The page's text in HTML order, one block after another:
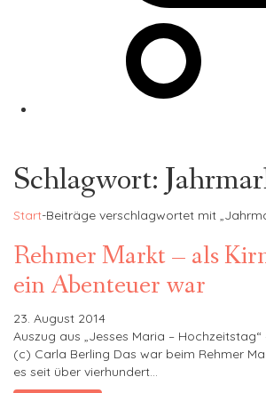
Schlagwort:
Start-Beiträge verschlagwortet mit
Rehmer Markt – als
ein Abenteuer war
23. August 2014
Auszug aus „Jesses Maria – Hochzeitstag“
(c) Carla Berling Das war beim Rehmer
es seit über vierhundert…